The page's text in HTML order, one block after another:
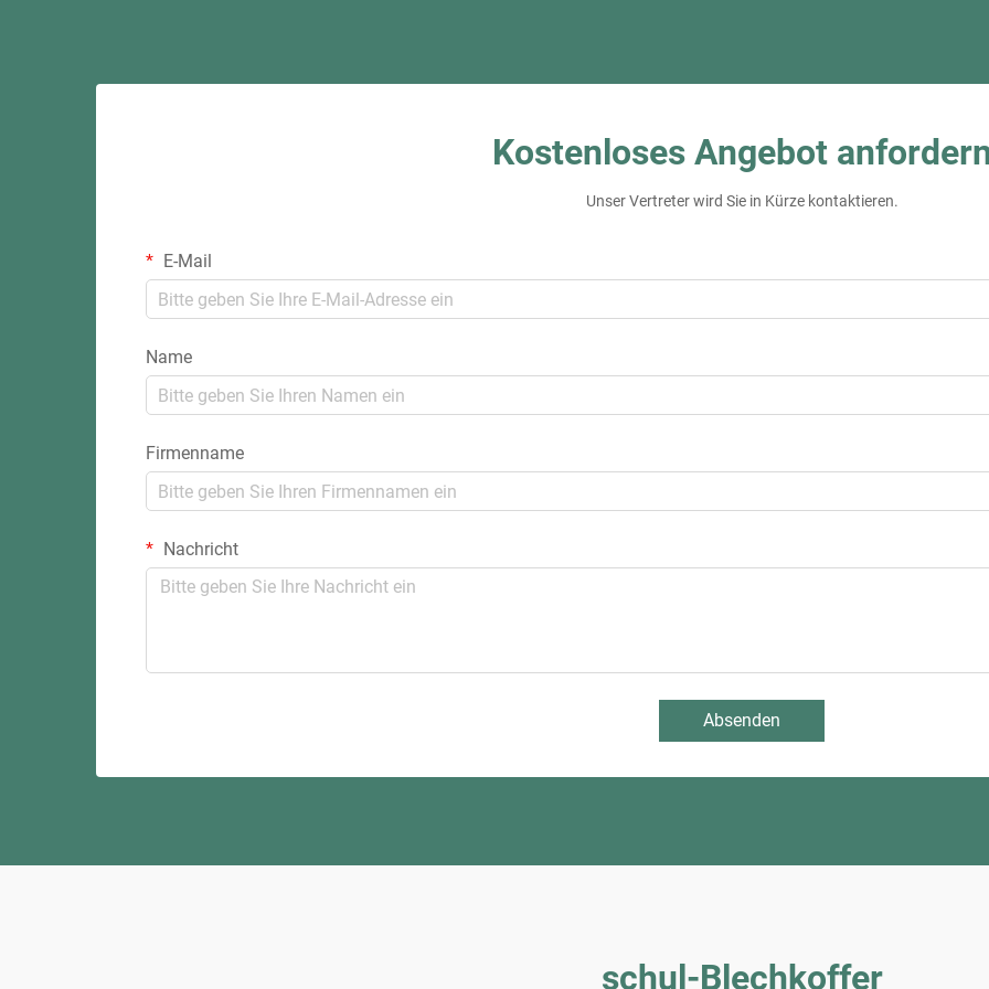
Kostenloses Angebot
Unser Vertreter wird Sie in Kürze kontaktieren.
E-Mail
Name
Firmenname
Nachricht
Absenden
schul-Blechkoffer